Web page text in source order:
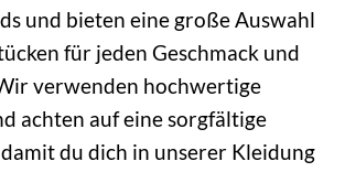
und bieten eine große Auswahl
für jeden Geschmack und
verwenden hochwertige
achten auf eine sorgfältige
du dich in unserer Kleidung